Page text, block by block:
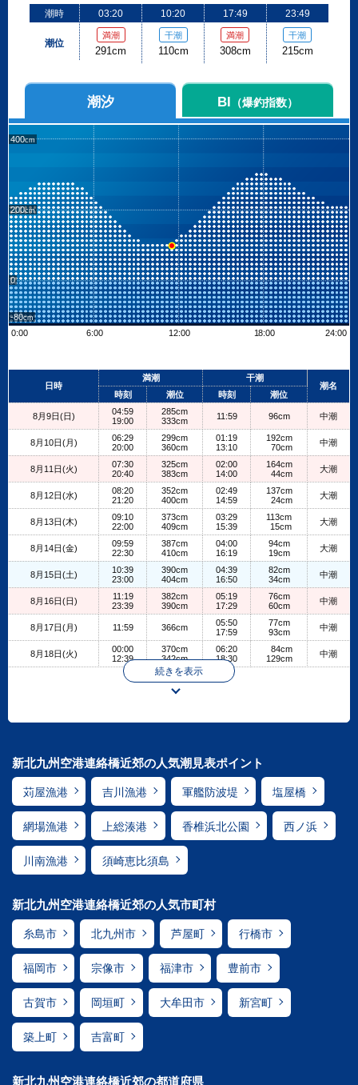
潮時
潮位
03:20
満潮
291cm
10:20
干潮
110cm
17:49
満潮
308cm
23:49
干潮
215cm
潮汐 BI （爆釣指数）
400
200
0
-80
0:00
6:00 12:00 18:00 24:00
+
日時
満潮
干潮
潮名
時刻
潮位 時刻 潮位
8月9日(日)
04:59
19:00
285cm
333cm
11:59 96cm 中潮
8月10日(月)
06:29
20:00
299cm
360cm
01:19
13:10
192cm
70cm
中潮
8月11日(火)
07:30
20:40
325cm
383cm
02:00
14:00
164cm
44cm
大潮
8月12日(水)
08:20
21:20
352cm
400cm
02:49
14:59
137cm
24cm
大潮
8月13日(木)
09:10
22:00
373cm
409cm
03:29
15:39
113cm
15cm
大潮
8月14日(金)
09:59
22:30
387cm
410cm
04:00
16:19
94cm
19cm
大潮
8月15日(土)
10:39
23:00
390cm
404cm
04:39
16:50
82cm
34cm
中潮
8月16日(日)
11:19
23:39
382cm
390cm
05:19
17:29
76cm
60cm
中潮
8月17日(月) 11:59 366cm
05:50
17:59
77cm
93cm
中潮
8月18日(火)
00:00
12:39
370cm
342cm
06:20
18:30
84cm
129cm
中潮
続きを表示
新北九州空港連絡橋近郊の人気潮見表ポイント
苅屋漁港 吉川漁港 軍艦防波堤 塩屋橋
網場漁港 上総湊港 香椎浜北公園 西ノ浜
川南漁港 須崎恵比須島
新北九州空港連絡橋近郊の人気市町村
糸島市 北九州市 芦屋町 行橋市
福岡市 宗像市 福津市 豊前市
古賀市 岡垣町 大牟田市 新宮町
築上町 吉富町
新北九州空港連絡橋近郊の都道府県